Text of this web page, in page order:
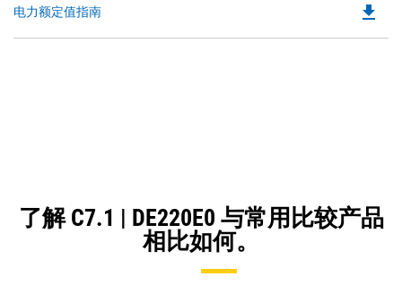
电力额定值指南 file_download
了解 C7.1 | DE220E0 与常用比较产品
相比如何。